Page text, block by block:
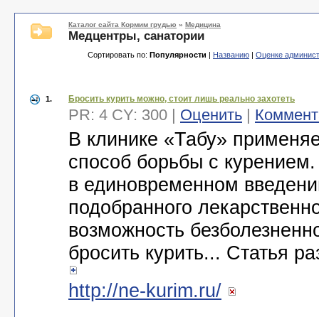
Каталог сайта Кормим грудью » Медицина
Медцентры, санатории
Сортировать по: Популярности | Названию | Оценке
1. Бросить курить можно, стоит лишь реально захотеть
PR: 4 CY: 300 | Оценить |
В клинике «Табу»
способ борьбы с
в единовременном
подобранного
возможность
бросить курить... Статья
http://ne-kurim.ru/